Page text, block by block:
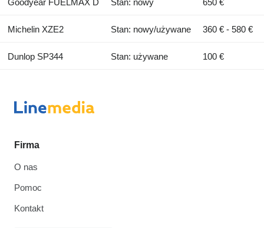
Michelin XZE2 Stan: nowy/używane 360 € - 580 €
Dunlop SP344 Stan: używane 100 €
Firma
O nas
Pomoc
Kontakt